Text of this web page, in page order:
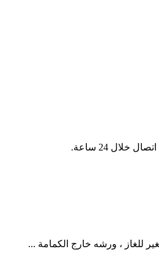
24 ساعة.
للغاز ، ورشه خارج الكمامة ...